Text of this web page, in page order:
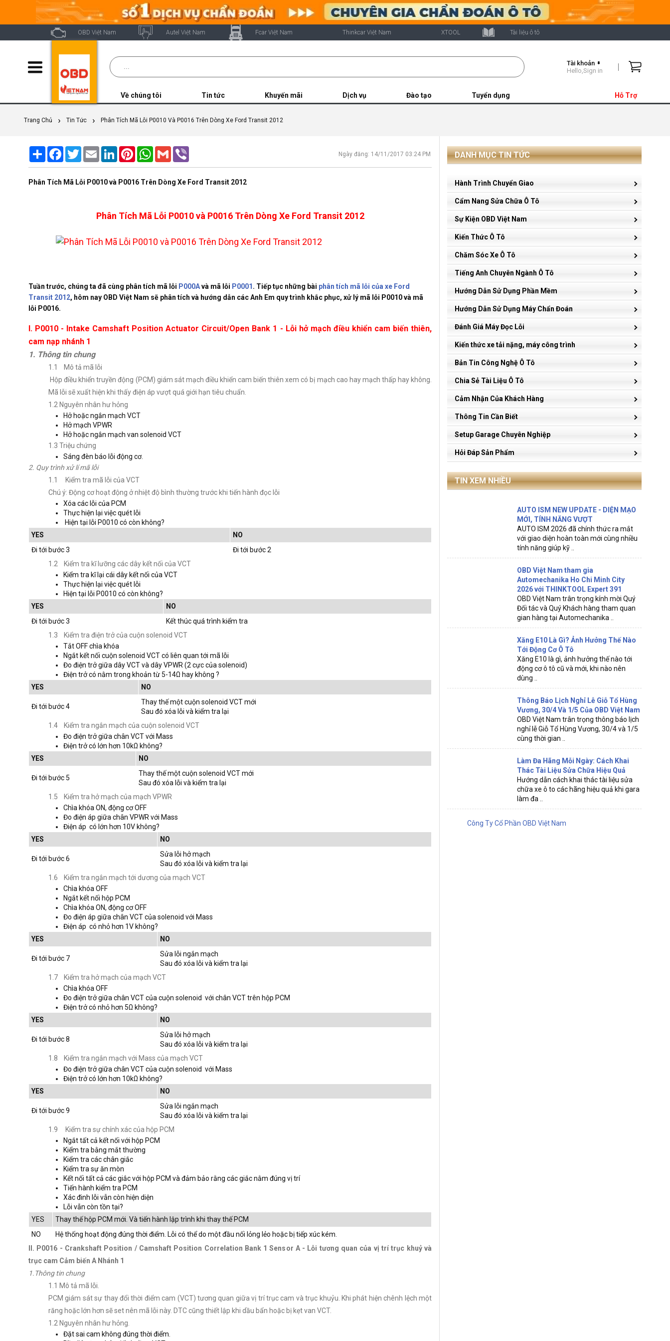
OBD Việt Nam Autel Việt Nam Fcar Việt Nam Thinkcar Việt Nam XTOOL Tài liệu ô tô
Shopping
Cart
Tài khoản
Hello,Sign in
Hỗ Trợ
Về chúng tôi Tin tức Khuyến mãi Dịch vụ Đào tạo Tuyển dụng
Trang Chủ Tin Tức Phân Tích Mã Lỗi P0010 Và P0016 Trên Dòng Xe Ford Transit 2012
Share Facebook
TwitterEmail LinkedInPinterestWhatsApp
Gmail Ngày đăng: 14/11/2017 03:24 PM
Phân Tích Mã Lỗi P0010 và P0016 Trên Dòng Xe Ford Transit 2012
Phân Tích Mã Lỗi P0010 và P0016 Trên Dòng Xe Ford Transit 2012
Tuần trước, chúng ta đã cùng phân tích mã lỗi P000Avà mã lỗi P0001 . Tiếp tục những bài phân tích mã lỗi của xe Ford
Transit 2012, hôm nay OBD Việt Nam sẽ phân tích và hướng dẫn các Anh Em quy trình khắc phục, xử lý mã lỗi P0010 và mã
lỗi P0016.
I. P0010 - Intake Camshaft Position Actuator Circuit/Open Bank 1 - Lỗi hở mạch điều khiển cam biến thiên,
cam nạp nhánh 1
1. Thông tin chung
1.1 Mô tả mã lỗi
Hộp điều khiển truyền động (PCM) giám sát mạch điều khiển cam biến thiên xem có bị mạch cao hay mạch thấp hay không.
Mã lỗi sẽ xuất hiện khi thấy điện áp vượt quá giới hạn tiêu chuẩn.
1.2 Nguyên nhân hư hỏng
Hở hoặc ngắn mạch VCT
Hở mạch VPWR
Hở hoặc ngắn mạch van solenoid VCT
1.3 Triệu chứng
Sáng đèn báo lỗi động cơ.
2. Quy trình xử lí mã lỗi
1.1 Kiểm tra mã lỗi của VCT
Chú ý: Động cơ hoạt động ở nhiệt độ bình thường trước khi tiến hành đọc lỗi
Xóa các lỗi của PCM
Thực hiện lại việc quét lỗi
Hiện tại lỗi P0010 có còn không?
YES
NO
Đi tới bước 3
Đi tới bước 2
1.2 Kiểm tra kĩ lưỡng các dây kết nối của VCT
Kiểm tra kĩ lại cái dây kết nối của VCT
Thực hiện lại việc quét lỗi
Hiện tại lỗi P0010 có còn không?
YES
NO
Đi tới bước 3
Kết thúc quá trình kiểm tra
1.3 Kiểm tra điện trở của cuộn solenoid VCT
Tắt OFF chìa khóa
Ngắt kết nối cuộn solenoid VCT có liên quan tới mã lỗi
Đo điện trở giữa dây VCT và dây VPWR (2 cực của solenoid)
Điện trở có nằm trong khoản từ 5-14Ω hay không ?
YES
NO
Đi tới bước 4
Thay thế một cuộn solenoid VCT mới
Sau đó xóa lỗi và kiểm tra lại
1.4 Kiểm tra ngắn mạch của cuộn solenoid VCT
Đo điện trở giữa chân VCT với Mass
Điện trở có lớn hơn 10kΩ không?
YES
NO
Đi tới bước 5
Thay thế một cuộn solenoid VCT mới
Sau đó xóa lỗi và kiểm tra lại
1.5 Kiểm tra hở mạch của mạch VPWR
Chìa khóa ON, động cơ OFF
Đo điện áp giữa chân VPWR với Mass
Điện áp có lớn hơn 10V không?
YES
NO
Đi tới bước 6
Sửa lỗi hở mạch
Sau đó xóa lỗi và kiểm tra lại
1.6 Kiểm tra ngắn mạch tới dương của mạch VCT
Chìa khóa OFF
Ngắt kết nối hộp PCM
Chìa khóa ON, động cơ OFF
Đo điện áp giữa chân VCT của solenoid với Mass
Điện áp có nhỏ hơn 1V không?
YES
NO
Đi tới bước 7
Sửa lỗi ngắn mạch
Sau đó xóa lỗi và kiểm tra lại
1.7 Kiểm tra hở mạch của mạch VCT
Chìa khóa OFF
Đo điện trở giữa chân VCT của cuộn solenoid với chân VCT trên hộp PCM
Điện trở có nhỏ hơn 5Ω không?
YES
NO
Đi tới bước 8
Sửa lỗi hở mạch
Sau đó xóa lỗi và kiểm tra lại
1.8 Kiểm tra ngắn mạch với Mass của mạch VCT
Đo điện trở giữa chân VCT của cuộn solenoid với Mass
Điện trở có lớn hơn 10kΩ không?
YES
NO
Đi tới bước 9
Sửa lỗi ngắn mạch
Sau đó xóa lỗi và kiểm tra lại
1.9 Kiểm tra sự chính xác của hộp PCM
Ngắt tất cả kết nối với hộp PCM
Kiểm tra bằng mắt thường
Kiểm tra các chân giắc
Kiểm tra sự ăn mòn
Kết nối tất cả các giắc với hộp PCM và đảm bảo rằng các giắc nằm đúng vị trí
Tiến hành kiểm tra PCM
Xác đinh lỗi vẫn còn hiện diện
Lỗi vẫn còn tồn tại?
YES
Thay thế hộp PCM mới. Và tiến hành lập trình khi thay thế PCM
NO
Hệ thống hoạt động đúng thời điểm. Lỗi có thể do một đầu nối lỏng lẻo hoặc bị tiếp xúc kém.
II. P0016 - Crankshaft Position / Camshaft Position Correlation Bank 1 Sensor A - Lỗi tương quan của vị trí trục khuỷ và
trục cam Cảm biến A Nhánh 1
1.Thông tin chung
1.1 Mô tả mã lỗi.
PCM giám sát sự thay đổi thời điểm cam (VCT) tương quan giữa vị trí trục cam và trục khuỷu. Khi phát hiện chênh lệch một
răng hoặc lớn hơn sẽ set nên mã lỗi này. DTC cũng thiết lập khi dầu bẩn hoặc bị kẹt van VCT.
1.2 Nguyên nhân hư hỏng.
Đặt sai cam không đúng thời điểm.
DANH MỤC TIN TỨC
Hành Trình Chuyển Giao
Cẩm Nang Sửa Chữa Ô Tô
Sự Kiện OBD Việt Nam
Kiến Thức Ô Tô
Chăm Sóc Xe Ô Tô
Tiếng Anh Chuyên Ngành Ô Tô
Hướng Dẫn Sử Dụng Phần Mềm
Hướng Dẫn Sử Dụng Máy Chẩn Đoán
Đánh Giá Máy Đọc Lỗi
Kiến thức xe tải nặng, máy công trình
Bản Tin Công Nghệ Ô Tô
Chia Sẻ Tài Liệu Ô Tô
Cảm Nhận Của Khách Hàng
Thông Tin Cần Biết
Setup Garage Chuyên Nghiệp
Hỏi Đáp Sản Phẩm
TIN XEM NHIỀU
AUTO ISM NEW UPDATE - DIỆN MẠO
MỚI, TÍNH NĂNG VƯỢT
AUTO ISM 2026 đã chính thức ra mắt
với giao diện hoàn toàn mới cùng nhiều
tính năng giúp kỹ ..
OBD Việt Nam tham gia
Automechanika Ho Chi Minh City
2026 với THINKTOOL Expert 391
OBD Việt Nam trân trọng kính mời Quý
Đối tác và Quý Khách hàng tham quan
gian hàng tại Automechanika ..
Xăng E10 Là Gì? Ảnh Hưởng Thế Nào
Tới Động Cơ Ô Tô
Xăng E10 là gì, ảnh hưởng thế nào tới
động cơ ô tô cũ và mới, khi nào nên
dùng ..
Thông Báo Lịch Nghỉ Lễ Giỗ Tổ Hùng
Vương, 30/4 Và 1/5 Của OBD Việt Nam
OBD Việt Nam trân trọng thông báo lịch
nghỉ lễ Giỗ Tổ Hùng Vương, 30/4 và 1/5
cùng thời gian ..
Làm Đa Hãng Mỗi Ngày: Cách Khai
Thác Tài Liệu Sửa Chữa Hiệu Quả
Hướng dẫn cách khai thác tài liệu sửa
chữa xe ô to các hãng hiệu quả khi gara
làm đa ..
Công Ty Cổ Phần OBD Việt Nam